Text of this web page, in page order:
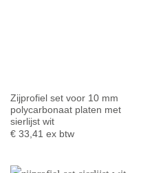
Zijprofiel set voor 10 mm
polycarbonaat platen met
sierlijst wit
€33,41 ex btw